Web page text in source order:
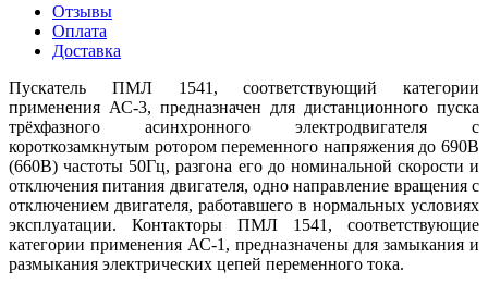
Отзывы
Оплата
Доставка
Пускатель ПМЛ 1541, соответствующий категории
применения АС-3, предназначен для дистанционного пуска
трёхфазного асинхронного электродвигателя с
короткозамкнутым ротором переменного напряжения до 690В
(660В) частоты 50Гц, разгона его до номинальной скорости и
отключения питания двигателя, одно направление вращения с
отключением двигателя, работавшего в нормальных условиях
эксплуатации. Контакторы ПМЛ 1541, соответствующие
категории применения АС-1, предназначены для замыкания и
размыкания электрических цепей переменного тока.